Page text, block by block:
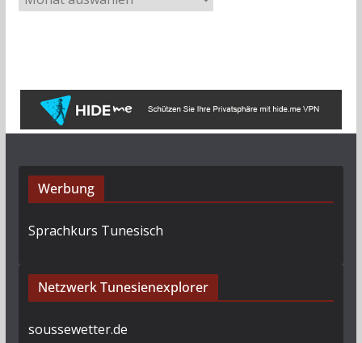
r
Werbung
Sprachkurs Tunesisch
Netzwerk Tunesienexplorer
soussewetter.de